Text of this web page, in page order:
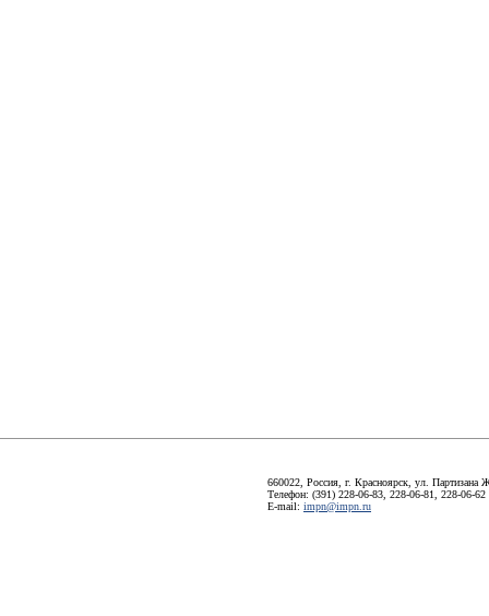
660022, Россия, г. Красноярск, ул. Партизана
Телефон: (391) 228-06-83, 228-06-81, 228-06-62
E-mail: impn@impn.ru